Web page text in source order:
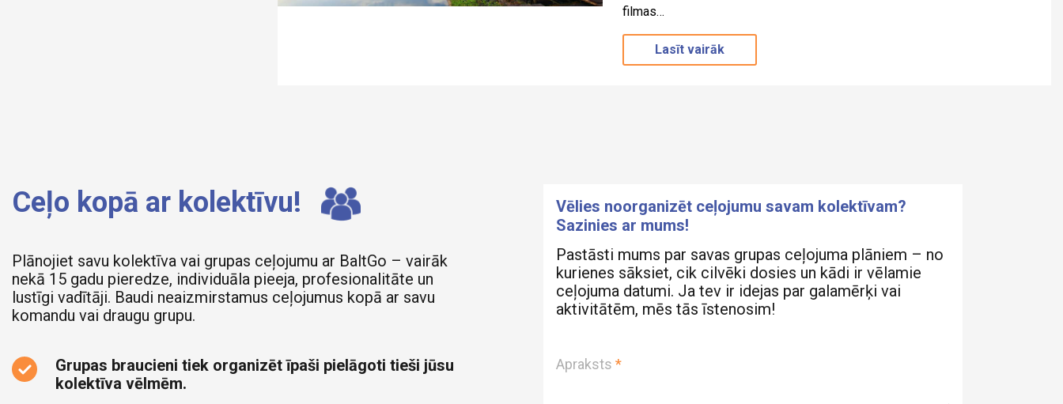
filmas…
Lasīt vairāk
Ceļo kopā ar kolektīvu!
Plānojiet savu kolektīva vai grupas ceļojumu ar BaltGo – vairāk
nekā 15 gadu pieredze, individuāla pieeja, profesionalitāte un
lustīgi vadītāji. Baudi neaizmirstamus ceļojumus kopā ar savu
komandu vai draugu grupu.
Grupas braucieni tiek organizēt īpaši pielāgoti tieši jūsu
kolektīva vēlmēm.
Vēlies noorganizēt ceļojumu savam kolektīvam?
Sazinies ar mums!
Pastāsti mums par savas grupas ceļojuma plāniem – no
kurienes sāksiet, cik cilvēki dosies un kādi ir vēlamie
ceļojuma datumi. Ja tev ir idejas par galamērķi vai
aktivitātēm, mēs tās īstenosim!
Apraksts *